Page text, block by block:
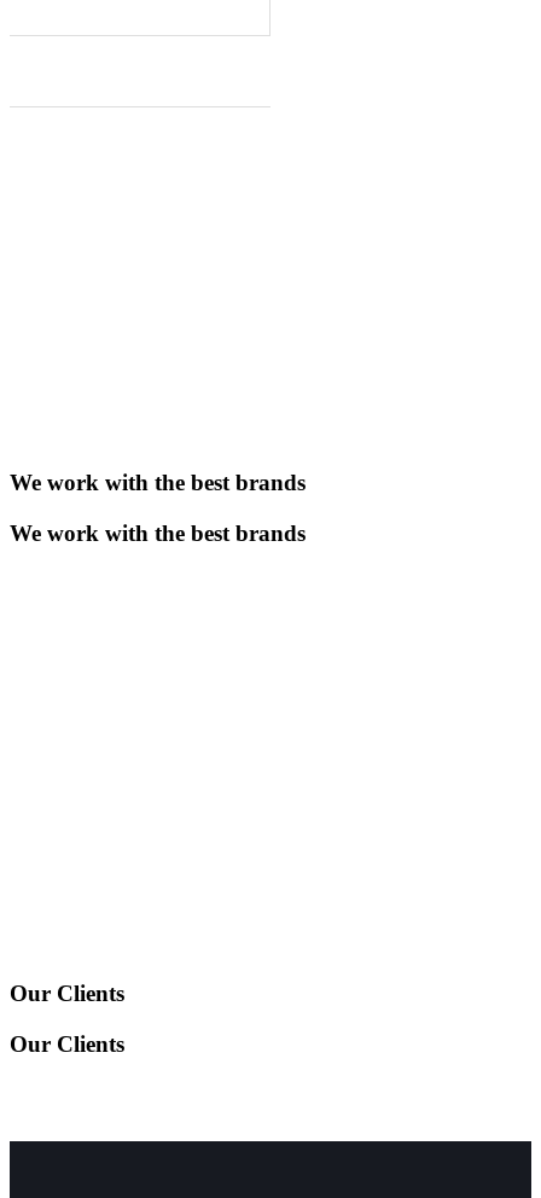
We work with the best brands
We work with the best brands
Our Clients
Our Clients